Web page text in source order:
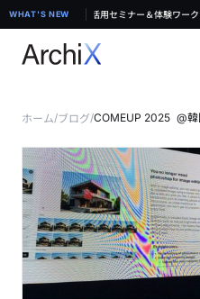
WHAT'S NEW
学ぶ！ArchiX実践活用セミナー＆体験ワーク
【8/19 & 8/20 無料体験セミナー@東
ホーム/ブログ/COMEUP 2025 @